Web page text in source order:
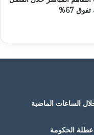
الساعات الماضية
الحكومة